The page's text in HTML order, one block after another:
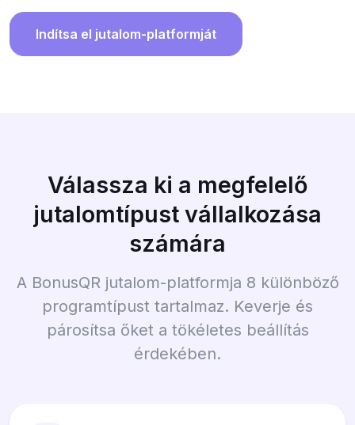
Indítsa el jutalom-platformját
Válassza ki a megfelelő
jutalomtípust vállalkozása
számára
A BonusQR jutalom-platformja 8 különböző
programtípust tartalmaz. Keverje és
párosítsa őket a tökéletes beállítás
érdekében.